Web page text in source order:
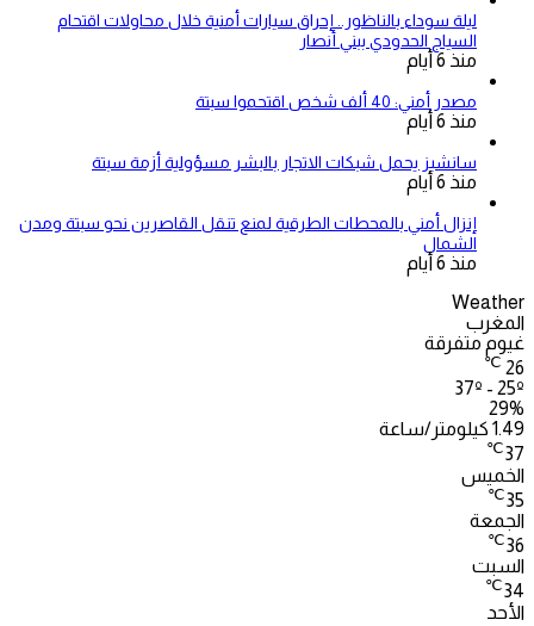
ليلة سوداء بالناظور.. إحراق سيارات أمنية خلال محاولات اقتحام
السياج الحدودي ببني أنصار
منذ 6 أيام
مصدر أمني: 40 ألف شخص اقتحموا سبتة
منذ 6 أيام
سانشيز يحمل شبكات الاتجار بالبشر مسؤولية أزمة سبتة
منذ 6 أيام
إنزال أمني بالمحطات الطرقية لمنع تنقل القاصرين نحو سبتة ومدن
الشمال
منذ 6 أيام
Weather
المغرب
غيوم متفرقة
26
℃
37º - 25º
29%
1.49 كيلومتر/ساعة
37
℃
الخميس
35
℃
الجمعة
36
℃
السبت
34
℃
الأحد